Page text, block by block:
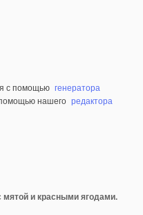
с помощью генератора
нашего редактора
мятой и красными ягодами.